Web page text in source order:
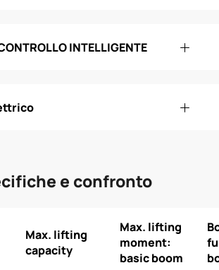
INTELLIGENTE
e confronto
Max. lifting
capacity
Max. lifting
moment:
basic boom